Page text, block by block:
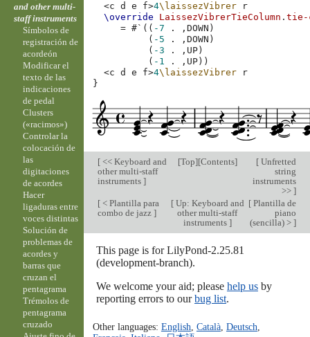
<c d e f>4\laissezVibrer
r
\override
LaissezVibrerTieColumn .tie-
= #` (( -7 . ,DOWN )
( -5 . ,DOWN )
( -3 . , UP )
( -1 . , UP ))
<c d e f>4\laissezVibrer
r
}
[<< Keyboard and
other multi-staff
instruments ]
[Top][Contents] [Unfretted
string
instruments
>> ]
[< Plantilla para
combo de jazz ]
[Up: Keyboard and
other multi-staff
instruments ]
[Plantilla de
piano
(sencilla) > ]
This page is for LilyPond-2.25.81
(development-branch).
We welcome your aid; please help usby
reporting errors to ourbug list.
Other languages: English Català, Deutsch
and other multi-
staff instruments
Símbolos de
registración de
acordeón
Modificar el
texto de las
indicaciones
de pedal
Clusters
(«racimos»)
Controlar la
colocación de
las
digitaciones
de acordes
Hacer
ligaduras entre
voces distintas
Solución de
problemas de
acordes y
barras que
cruzan el
pentagrama
Trémolos de
pentagrama
cruzado